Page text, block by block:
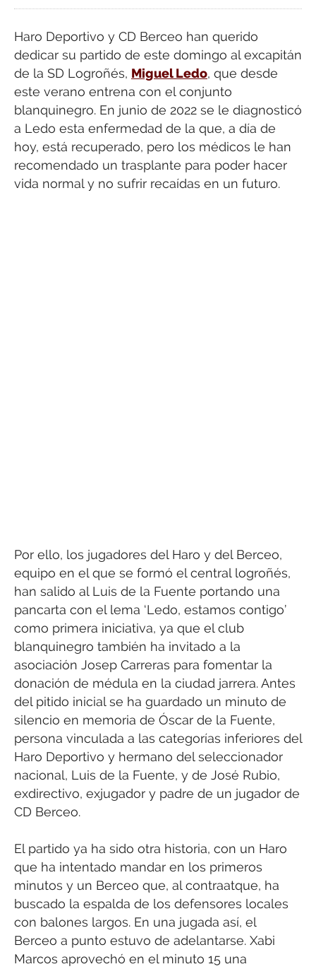
Haro Deportivo y CD Berceo han querido
dedicar su partido de este domingo al excapitán
de la SD Logroñés, Miguel Ledo, que desde
este verano entrena con el conjunto
blanquinegro. En junio de 2022 se le diagnosticó
a Ledo esta enfermedad de la que, a día de
hoy, está recuperado, pero los médicos le han
recomendado un trasplante para poder hacer
vida normal y no sufrir recaídas en un futuro.
Por ello, los jugadores del Haro y del Berceo,
equipo en el que se formó el central logroñés,
han salido al Luis de la Fuente portando una
pancarta con el lema ‘Ledo, estamos contigo’
como primera iniciativa, ya que el club
blanquinegro también ha invitado a la
asociación Josep Carreras para fomentar la
donación de médula en la ciudad jarrera. Antes
del pitido inicial se ha guardado un minuto de
silencio en memoria de Óscar de la Fuente,
persona vinculada a las categorías inferiores del
Haro Deportivo y hermano del seleccionador
nacional, Luis de la Fuente, y de José Rubio,
exdirectivo, exjugador y padre de un jugador de
CD Berceo.
El partido ya ha sido otra historia, con un Haro
que ha intentado mandar en los primeros
minutos y un Berceo que, al contraatque, ha
buscado la espalda de los defensores locales
con balones largos. En una jugada así, el
Berceo a punto estuvo de adelantarse. Xabi
Marcos aprovechó en el minuto 15 una